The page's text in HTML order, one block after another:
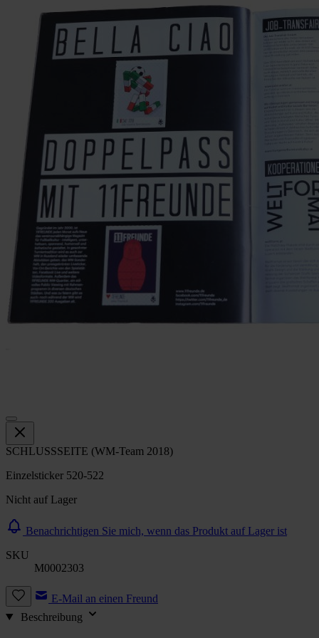
SCHLUSSSEITE (WM-Team 2018)
Einzelsticker 520-522
Nicht auf Lager
Benachrichtigen Sie mich, wenn das Produkt auf Lager ist
SKU
M0002303
E-Mail an einen Freund
Beschreibung